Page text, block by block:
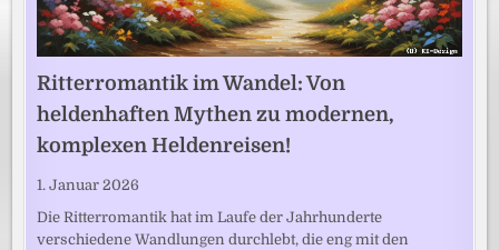
Ritterromantik im Wandel: Von
heldenhaften Mythen zu modernen,
komplexen Heldenreisen!
1. Januar 2026
Die Ritterromantik hat im Laufe der Jahrhunderte
verschiedene Wandlungen durchlebt, die eng mit den